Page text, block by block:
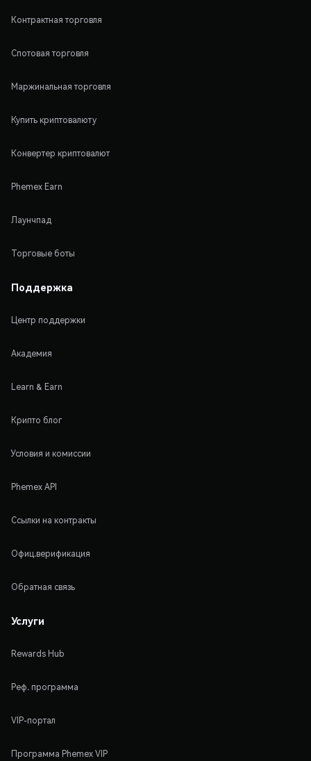
Контрактная торговля
Спотовая торговля
Маржинальная торговля
Купить криптовалюту
Конвертер криптовалют
Phemex Earn
Лаунчпад
Торговые боты
Поддержка
Центр поддержки
Академия
Learn & Earn
Крипто блог
Условия и комиссии
Phemex API
Ссылки на контракты
Офиц.верификация
Обратная связь
Услуги
Rewards Hub
Реф. программа
VIP-портал
Программа Phemex VIP